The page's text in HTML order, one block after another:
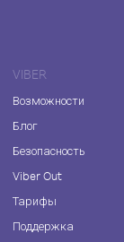
VIBER
Возможности
Блог
Безопасность
Viber Out
Тарифы
Поддержка